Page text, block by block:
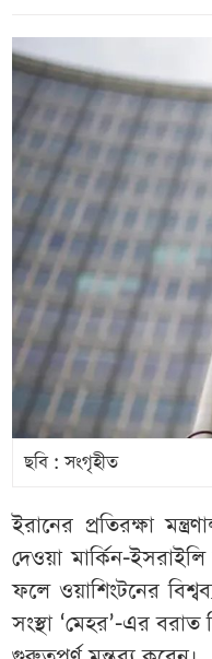
ছবি : সংগৃহীত
ইরানের প্রতিরক্ষা
দেওয়া মার্কিন-
ফলে ওয়াশিংটনের
সংস্থা ‘মেহর’-এর বরাত